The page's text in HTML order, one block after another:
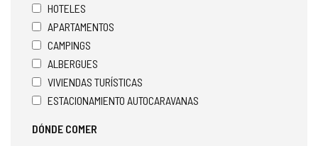
HOTELES
APARTAMENTOS
CAMPINGS
ALBERGUES
VIVIENDAS TURÍSTICAS
ESTACIONAMIENTO AUTOCARAVANAS
DÓNDE COMER